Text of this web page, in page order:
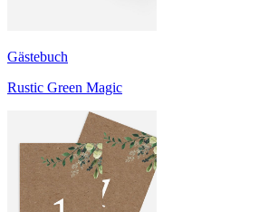
Gästebuch
Rustic Green Magic